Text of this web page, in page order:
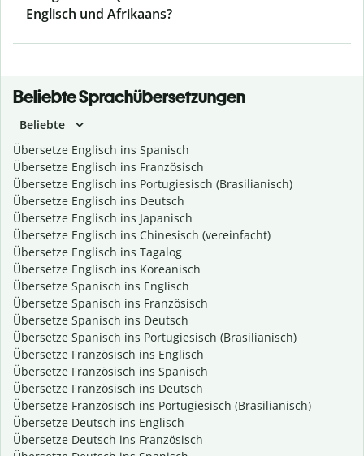
Englisch und Afrikaans?
Beliebte Sprachübersetzungen
Beliebte
Übersetze Englisch ins Spanisch
Übersetze Englisch ins Französisch
Übersetze Englisch ins Portugiesisch (Brasilianisch)
Übersetze Englisch ins Deutsch
Übersetze Englisch ins Japanisch
Übersetze Englisch ins Chinesisch (vereinfacht)
Übersetze Englisch ins Tagalog
Übersetze Englisch ins Koreanisch
Übersetze Spanisch ins Englisch
Übersetze Spanisch ins Französisch
Übersetze Spanisch ins Deutsch
Übersetze Spanisch ins Portugiesisch (Brasilianisch)
Übersetze Französisch ins Englisch
Übersetze Französisch ins Spanisch
Übersetze Französisch ins Deutsch
Übersetze Französisch ins Portugiesisch (Brasilianisch)
Übersetze Deutsch ins Englisch
Übersetze Deutsch ins Französisch